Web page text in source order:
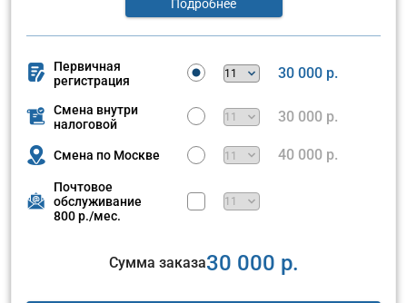
Подробнее
Первичная
регистрация
30 000 р.
Смена внутри
налоговой
30 000 р.
Смена по Москве 40 000 р.
Почтовое
обслуживание
800 р./мес.
Сумма заказа30 000 р.